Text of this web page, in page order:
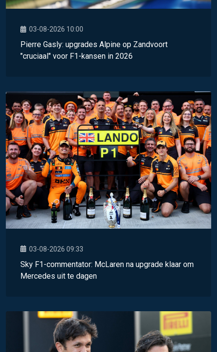
03-08-2026 10:00
Pierre Gasly: upgrades Alpine op Zandvoort
"cruciaal" voor F1-kansen in 2026
03-08-2026 09:33
Sky F1-commentator: McLaren na upgrade klaar om
Mercedes uit te dagen